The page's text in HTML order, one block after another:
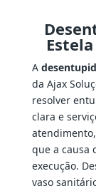
A
da Ajax
resolver
clara e
que a causa
execução.
vaso